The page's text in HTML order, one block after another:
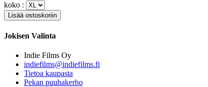
koko :
Jokisen Valinta
Indie Films Oy
indiefilms@indiefilms.fi
Tietoa kaupasta
Pekan puuhakerho